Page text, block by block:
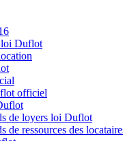
Duflot
officiel
de loyers loi Duflot
de ressources des